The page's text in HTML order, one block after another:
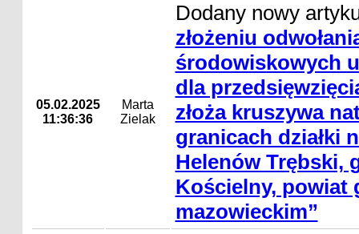
05.02.2025
11:36:36
Marta
Zielak
Dodany nowy
złożeniu
środowiskowych
dla
złoża kruszywa
granicach działki
Helenów Trębski,
Kościelny, powiat
mazowieckim”